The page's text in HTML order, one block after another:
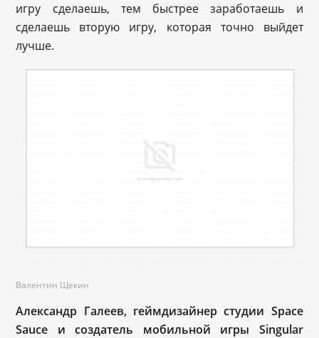
игру сделаешь, тем быстрее заработаешь и
сделаешь вторую игру, которая точно выйдет
лучше.
Валентин Щекин
Александр Галеев, геймдизайнер студии Space
Sauce и создатель мобильной игры Singular